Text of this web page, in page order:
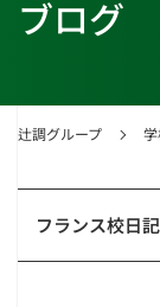
辻調グループ
ブログ
フランス校日記